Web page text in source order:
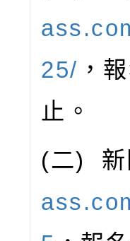
25/ ，
止。
(二) 新